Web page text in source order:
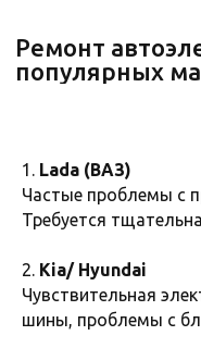
1. Lada (ВАЗ)
Частые проблемы с
Требуется
2. Kia/ Hyundai
Чувствительная
шины, проблемы с
Почему важно
ремонтировать
Неисправности в